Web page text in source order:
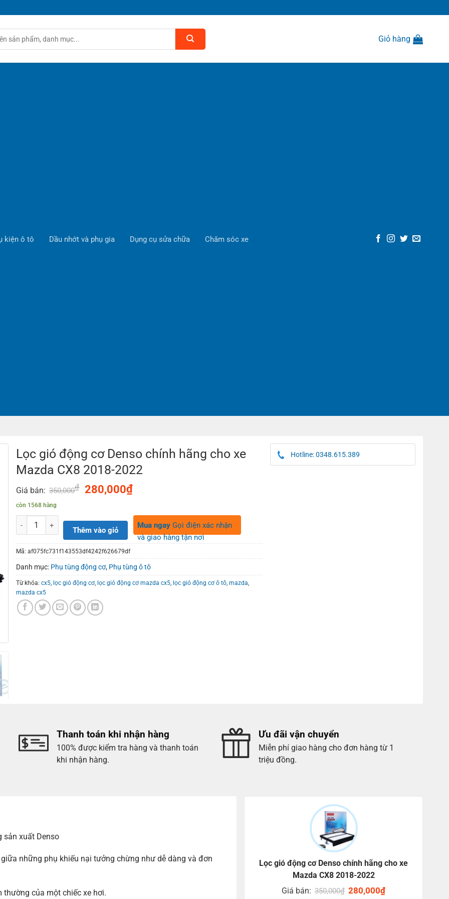
Giỏ hàng
kiện ô tô Dầu nhớt và phụ gia Dụng cụ sửa chữa Chăm sóc xe
Lọc gió động cơ Denso chính hãng cho xe
Mazda CX8 2018-2022
Giá bán: 350,000₫ Original
350,000₫.
280,000₫Current
280,000₫.
còn 1568 hàng
Số lượng
Thêm vào giỏ
Mua ngay Gọi điện xác nhận
và giao hàng tận nơi
Mã:af075fc731f143553df4242f626679df
Danh mục: Phụ tùng động cơ, Phụ tùng ô tô
Từ khóa:cx5, lọc gió động cơ, lọc gió động cơ mazda cx5, lọc gió động cơ ô tô,mazda,
mazda cx5
Hotline: 0348.615.389
Thanh toán khi nhận hàng
100% được kiểm tra hàng và thanh toán
khi nhận hàng.
Ưu đãi vận chuyển
Miễn phí giao hàng cho đơn hàng từ 1
triệu đồng.
sản xuất Denso
những phụ khiếu nại tưởng chừng như dễ dàng và đơn
thường của một chiếc xe hơi.
Lọc gió động cơ Denso chính hãng cho xe
Mazda CX8 2018-2022
Giá bán: 350,000₫ Original
280,000₫